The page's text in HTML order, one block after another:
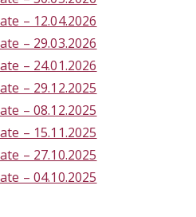
– 12.04.2026
– 29.03.2026
– 24.01.2026
– 29.12.2025
– 08.12.2025
– 15.11.2025
– 27.10.2025
– 04.10.2025